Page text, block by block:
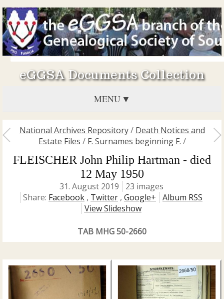
eGGSA Documents Collection
MENU
National Archives Repository/ Death Notices and
Estate Files / F. Surnames beginning F. /
FLEISCHER John Philip Hartman - died
12 May 1950
31. August 2019
23 images
Share: Facebook , Twitter , Google+
Album RSS
View Slideshow
TAB MHG 50-2660